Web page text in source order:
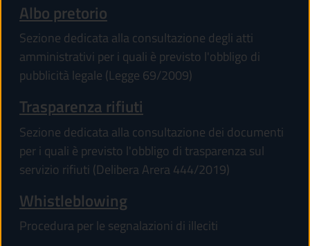
Albo pretorio
Sezione dedicata alla consultazione degli atti
amministrativi per i quali è previsto l'obbligo di
pubblicità legale (Legge 69/2009)
Trasparenza rifiuti
Sezione dedicata alla consultazione dei documenti
per i quali è previsto l'obbligo di trasparenza sul
servizio rifiuti (Delibera Arera 444/2019)
Whistleblowing
Procedura per le segnalazioni di illeciti